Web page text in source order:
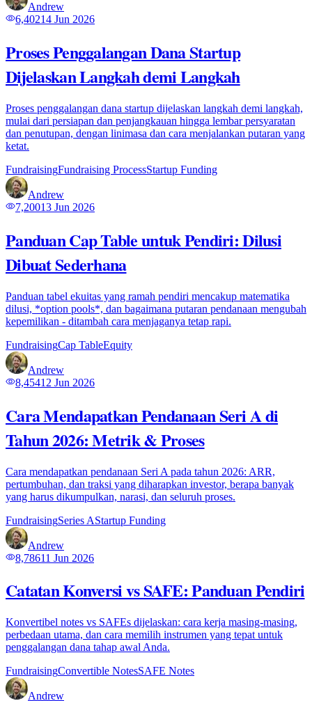
Andrew
6,40214 Jun 2026
Proses Penggalangan Dana Startup
Dijelaskan Langkah demi Langkah
Proses penggalangan dana startup dijelaskan langkah demi langkah,
mulai dari persiapan dan penjangkauan hingga lembar persyaratan
dan penutupan, dengan linimasa dan cara menjalankan putaran yang
ketat.
FundraisingFundraising ProcessStartup Funding
Andrew
7,20013 Jun 2026
Panduan Cap Table untuk Pendiri: Dilusi
Dibuat Sederhana
Panduan tabel ekuitas yang ramah pendiri mencakup matematika
dilusi, *option pools*, dan bagaimana putaran pendanaan mengubah
kepemilikan - ditambah cara menjaganya tetap rapi.
FundraisingCap TableEquity
Andrew
8,45412 Jun 2026
Cara Mendapatkan Pendanaan Seri A di
Tahun 2026: Metrik & Proses
Cara mendapatkan pendanaan Seri A pada tahun 2026: ARR,
pertumbuhan, dan traksi yang diharapkan investor, berapa banyak
yang harus dikumpulkan, narasi, dan seluruh proses.
FundraisingSeries AStartup Funding
Andrew
8,78611 Jun 2026
Catatan Konversi vs SAFE: Panduan Pendiri
Konvertibel notes vs SAFEs dijelaskan: cara kerja masing-masing,
perbedaan utama, dan cara memilih instrumen yang tepat untuk
penggalangan dana tahap awal Anda.
FundraisingConvertible NotesSAFE Notes
Andrew